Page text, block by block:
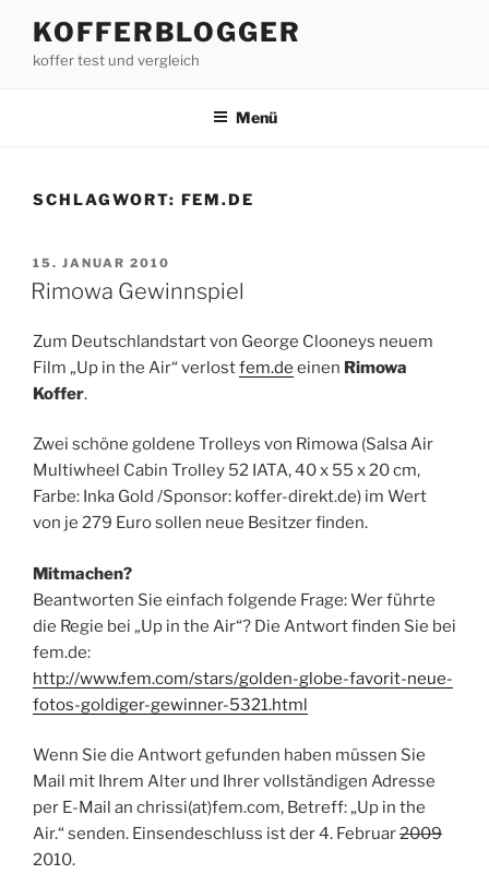
Inhalt
springen
KOFFERBLOGGER
koffer test und vergleich
Menü
SCHLAGWORT: FEM.DE
VERÖFFENTLICHT
AM
15. JANUAR 2010
Rimowa Gewinnspiel
Zum Deutschlandstart von George Clooneys neuem
Film „Up in the Air“ verlostfem.de einen Rimowa
Koffer.
Zwei schöne goldene Trolleys von Rimowa (Salsa Air
Multiwheel Cabin Trolley 52 IATA, 40 x 55 x 20 cm,
Farbe: Inka Gold /Sponsor: koffer-direkt.de) im Wert
von je 279 Euro sollen neue Besitzer finden.
Mitmachen?
Beantworten Sie einfach folgende Frage: Wer führte
die Regie bei „Up in the Air“? Die Antwort finden Sie bei
fem.de:
http://www.fem.com/stars/golden-globe-favorit-neue-
fotos-goldiger-gewinner-5321.html
Wenn Sie die Antwort gefunden haben müssen Sie
Mail mit Ihrem Alter und Ihrer vollständigen Adresse
per E-Mail an chrissi(at)fem.com, Betreff: „Up in the
Air.“ senden. Einsendeschluss ist der 4. Februar2009
2010.